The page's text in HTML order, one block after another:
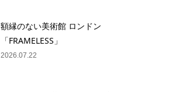
額縁のない美術館 ロンドン
「FRAMELESS」
2026.07.22